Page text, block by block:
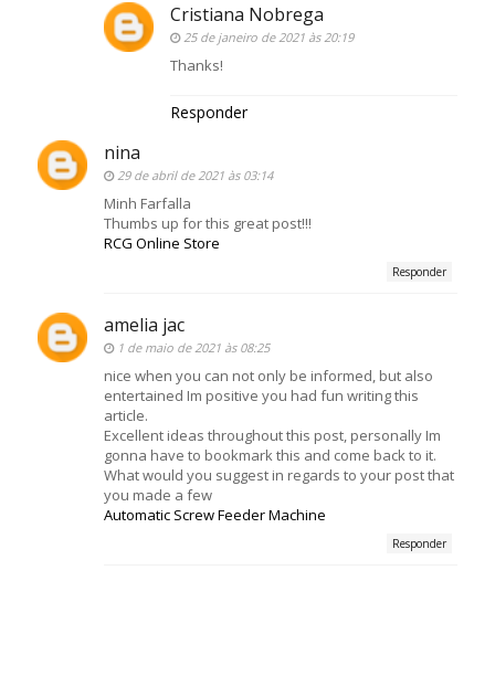
Cristiana Nobrega
25 de janeiro de 2021 às 20:19
Thanks!
Responder
nina
29 de abril de 2021 às 03:14
Minh Farfalla
Thumbs up for this great post!!!
RCG Online Store
Responder
amelia jac
1 de maio de 2021 às 08:25
nice when you can not only be informed, but also
entertained Im positive you had fun writing this
article.
Excellent ideas throughout this post, personally Im
gonna have to bookmark this and come back to it.
What would you suggest in regards to your post that
you made a few
Automatic Screw Feeder Machine
Responder